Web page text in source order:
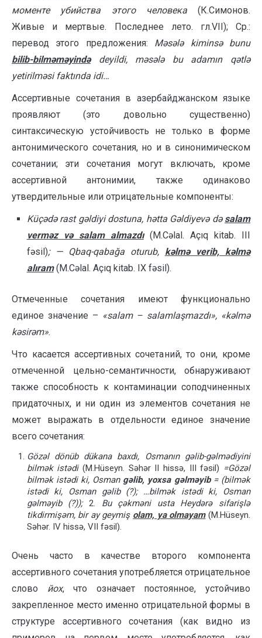
моменте убийства этого человека(К.Симонов.
Живые и мертвые. Последнее лето. гл.VII); Ср.:
перевод этого предложения: Məsələ kiminsə bunu
bilib-bilməməyində
deyildi, məsələ bu adamın qətlə
yetirilməsi faktında idi…
Ассертивные сочетания в азербайджанском языке
проявляют (это довольно существенно)
синтаксическую устойчивость не только в форме
антоними­ческого сочетания, но и в синонимическом
сочетании; эти сочетания могут включать, кроме
ассертивной антонимии, также одинаково
утвердительные или отрицательные компоненты:
Küçədə rast gəldiyi dostuna, hətta Gəldiyevə də salam
verməz və salam almazdı(M.Cəlal. Açıq kitab. III
fəsil); — Qbaq-qabağa oturub, kəlmə verib, kəlmə
alıram (M.Cəlal. Açıq kitab. IX fəsil).
Отмеченные сочетания имеют функционально
единое значение – «salam – salamlaşmazdı», «kəlmə
kəsirəm».
Что касается ассертивных сочетаний, то они, кроме
отмеченной цельно-семан­тичности, обнаруживают
также способность к контаминации соподчиненных
прида­точных, и ни один из элементов сочетания не
может выражать в отдельности единое значение
всего сочетания:
Gözəl dönüb dükana baxdı, Osmanın gəlib-gəlmədiyini
bilmək istədi(M.Hüseyn. Səhər II hissə, III fəsil) =Gözəl
bilmək istədi ki, Osman gəlib, yoxsa gəlməyib = (bilmək
istədi ki, Osman gəlib (?); …bilmək istədi ki, Osman
gəlməyib(?)); 2. Bu çəkməni usta Heydərə sifarişlə
tikdirmişəm, bir ay geymiş olam, ya olmayam(M.Hüseyn.
Səhər. IV hissə, VII fəsil).
Очень часто в качестве второго компонента
ассертивного сочетания упот­ребляется отрицательное
слово йох, что означает постоянное, устойчиво
закреп­ленное место именно отрицательной формы в
структуре ассертивного соче­та­ния (как видно из